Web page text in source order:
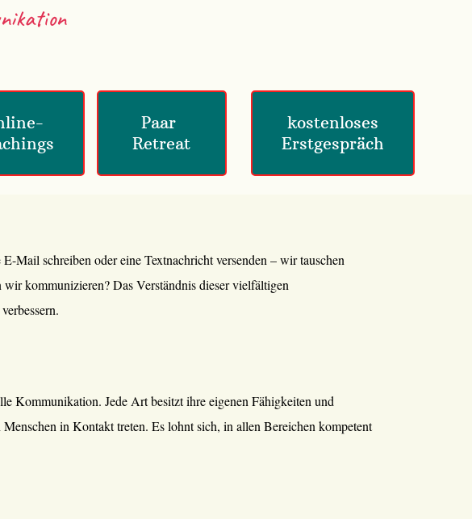
Paar
Retreat
kostenloses
Erstgespräch
Mail schreiben oder eine Textnachricht versenden – wir tauschen
kommunizieren? Das Verständnis dieser vielfältigen
Kommunikation. Jede Art besitzt ihre eigenen Fähigkeiten und
in Kontakt treten. Es lohnt sich, in allen Bereichen kompetent